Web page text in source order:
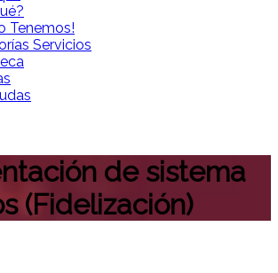
Tenemos!
Servicios
de sistema
(Fidelización)